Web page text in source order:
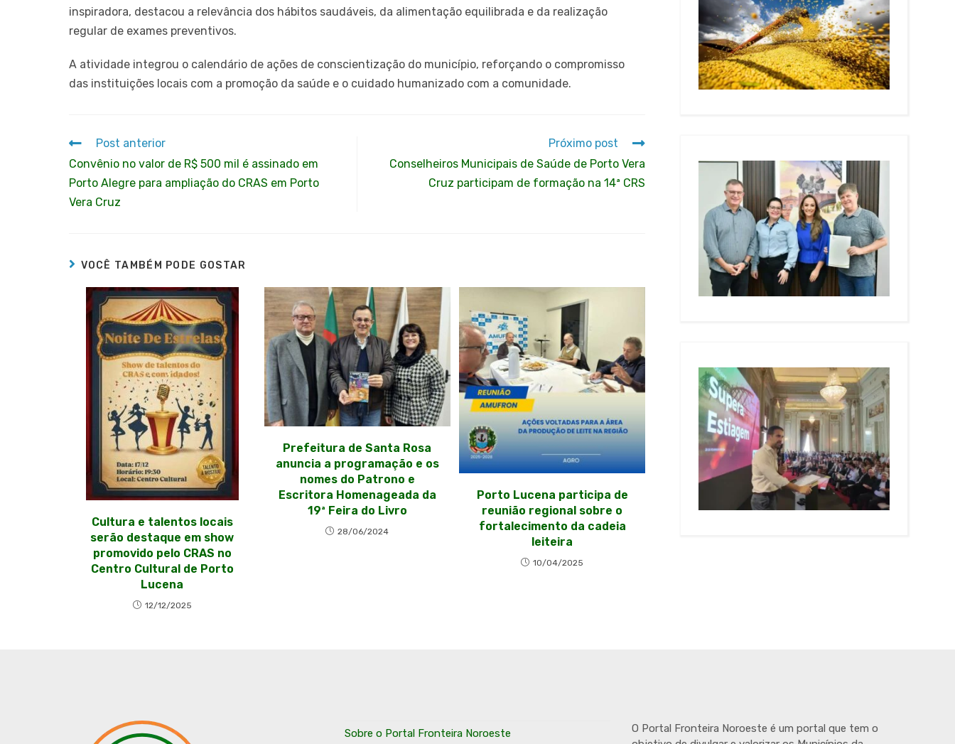
inspiradora, destacou a relevância dos hábitos saudáveis, da alimentação equilibrada e da realização
regular de exames preventivos.
A atividade integrou o calendário de ações de conscientização do município, reforçando o compromisso
das instituições locais com a promoção da saúde e o cuidado humanizado com a comunidade.
Post anterior
Convênio no valor de R$ 500 mil é assinado em
Porto Alegre para ampliação do CRAS em Porto
Vera Cruz
Próximo post
Conselheiros Municipais de Saúde de Porto Vera
Cruz participam de formação na 14ª CRS
VOCÊ TAMBÉM PODE GOSTAR
Cultura e talentos locais
serão destaque em show
promovido pelo CRAS no
Centro Cultural de Porto
Lucena
12/12/2025
Prefeitura de Santa Rosa
anuncia a programação e os
nomes do Patrono e
Escritora Homenageada da
19ª Feira do Livro
28/06/2024
Porto Lucena participa de
reunião regional sobre o
fortalecimento da cadeia
leiteira
10/04/2025
Sobre o Portal Fronteira Noroeste
O Portal Fronteira Noroeste é um portal que tem o